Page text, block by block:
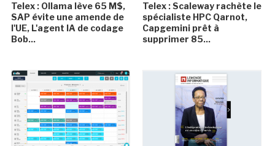
Telex : Ollama lève 65 M$,
SAP évite une amende de
l'UE, L'agent IA de codage
Bob...
Telex : Scaleway rachète le
spécialiste HPC Qarnot,
Capgemini prêt à
supprimer 85...